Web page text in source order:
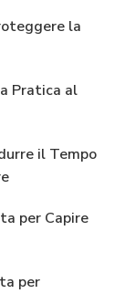
la
Pratica al
il Tempo
per Capire
per